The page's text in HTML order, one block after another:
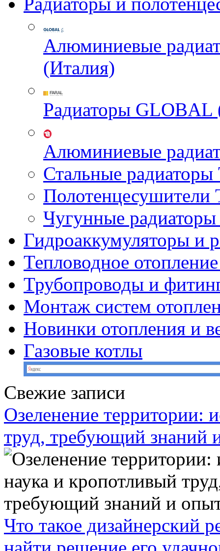
Алюминиевые
(Италия)
Радиаторы GLOBAL
Алюминиевые
Стальные
Чугунные
Гидроаккумуляторы и
Тепловодное
Трубопроводы и
Монтаж систем
Новинки отопления и
Газовые котлы
Свежие записи
Озеленение территории:
труд, требующий знаний
Что такое дизайнерский